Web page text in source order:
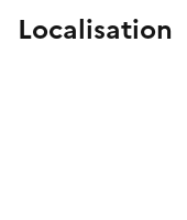
Localisation